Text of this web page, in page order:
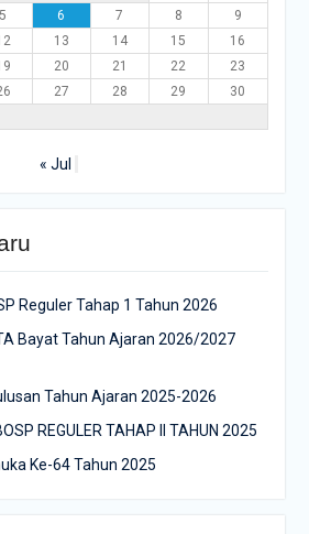
5 6 7 8
9
13 14 15
16
20 21 22
23
27 28 29
30
« Jul
Reguler Tahap 1 Tahun 2026
Bayat Tahun Ajaran 2026/2027
Tahun Ajaran 2025-2026
REGULER TAHAP II TAHUN 2025
Ke-64 Tahun 2025